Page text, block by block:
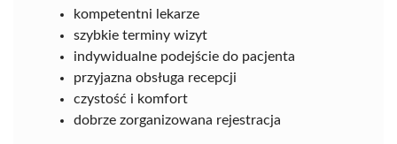
kompetentni lekarze
szybkie terminy wizyt
indywidualne podejście do pacjenta
przyjazna obsługa recepcji
czystość i komfort
dobrze zorganizowana rejestracja